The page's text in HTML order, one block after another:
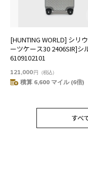
[HUNTING WORLD] シリ
ーツケース30 2406SIR]シ
6109102101
121,000円 （税込）
積算 6,600 マイル (6倍)
すべ
すべ